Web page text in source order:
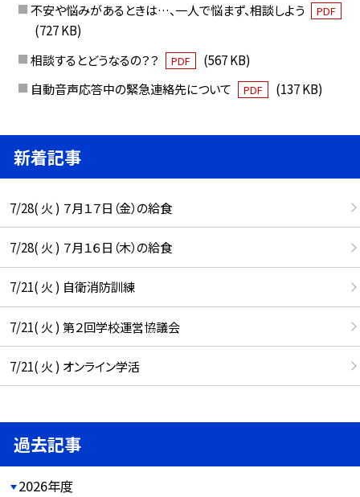
不安や悩みがあるときは…、一人で悩まず、相談しよう
PDF
(727 KB)
相談するとどうなるの？？
PDF
(567 KB)
自動音声応答中の緊急連絡先について
PDF (137 KB)
新着記事
7/28( 火 ) ７月１７日（金）の給食
7/28( 火 ) ７月１６日（木）の給食
7/21( 火 ) 自衛消防訓練
7/21( 火 ) 第２回学校運営協議会
7/21( 火 ) オンライン学活
過去記事
2026年度